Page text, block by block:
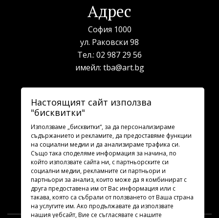
Адрес
София 1000
ул. Раковски 98
Тел.: 02 987 29 56
имейл: tba@art.bg
Билетна каса
телефон:
рабoтно време: 10:00 - 19:30
Последвайте ни
Настоящият сайт използва
"бисквитки"
Използваме „бисквитки“, за да персонализираме
съдържанието и рекламите, да предоставяме функции
на социални медии и да анализираме трафика си.
Също така споделяме информация за начина, по
който използвате сайта ни, с партньорските си
социални медии, рекламните си партньори и
партньори за анализ, които може да я комбинират с
друга предоставена им от Вас информация или с
такава, която са събрали от ползването от Ваша страна
на услугите им. Ако продължавате да използвате
нашия уебсайт, Вие се съгласявате с нашите